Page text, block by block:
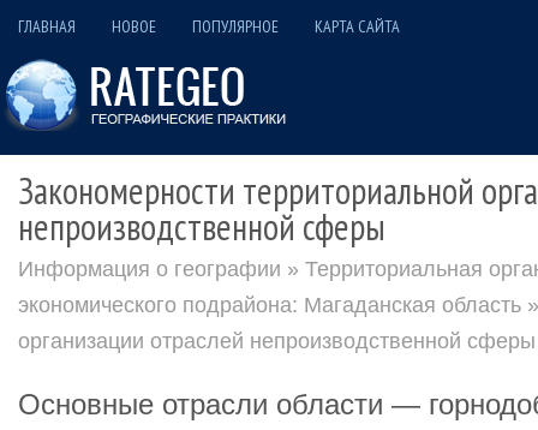
ГЛАВНАЯ НОВОЕ ПОПУЛЯРНОЕ КАРТА САЙТА
Закономерности территориальной
непроизводственной сферы
Информация о географии » Территориальная
экономического подрайона: Магаданская область
организации отраслей непроизводственной сферы
Основные отрасли области —